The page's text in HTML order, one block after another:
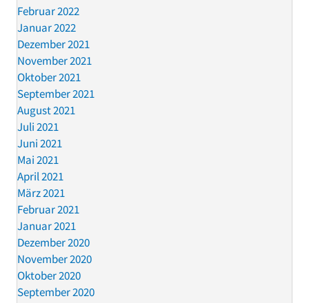
Februar 2022
Januar 2022
Dezember 2021
November 2021
Oktober 2021
September 2021
August 2021
Juli 2021
Juni 2021
Mai 2021
April 2021
März 2021
Februar 2021
Januar 2021
Dezember 2020
November 2020
Oktober 2020
September 2020